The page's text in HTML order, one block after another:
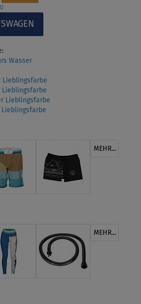
Wasser
Lieblingsfarbe
Lieblingsfarbe
Lieblingsfarbe
MEHR...
MEHR...